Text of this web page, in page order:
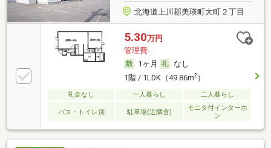
北海道上川郡美瑛町大町２丁目
5.30万円
管理費-
1ヶ月
なし
1階 / 1LDK（49.86m2）
礼金なし 一人暮らし 二人暮らし
バス・トイレ別 駐車場(近隣含)
モニタ付インターホ
ン